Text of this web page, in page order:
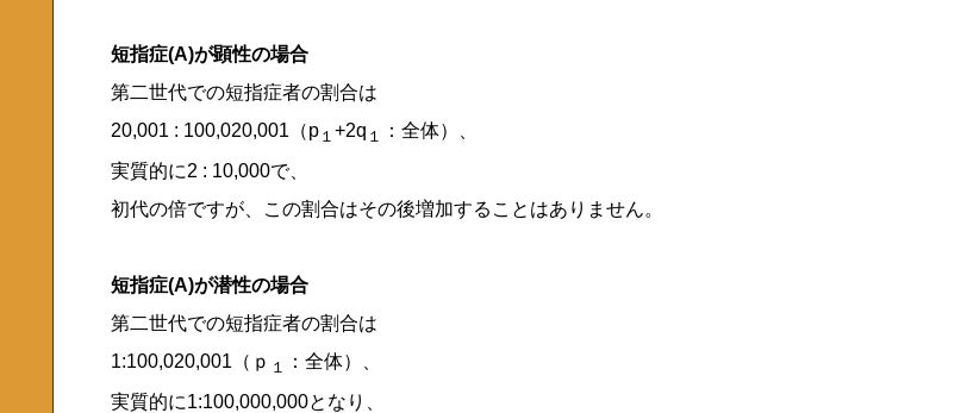
短指症(A)が顕性の場合
第二世代での短指症者の割合は
20,001 : 100,020,001（p １ +2q １ ：全体）、
実質的に2 : 10,000で、
初代の倍ですが、この割合はその後増加することはありません。
短指症(A)が潜性の場合
第二世代での短指症者の割合は
1:100,020,001（ｐ １ ：全体）、
実質的に1:100,000,000となり、